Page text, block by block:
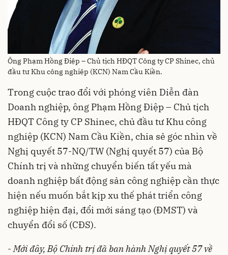
Ông Phạm Hồng Điệp – Chủ tịch HĐQT Công ty CP Shinec, chủ
đầu tư Khu công nghiệp (KCN) Nam Cầu Kiền.
Trong cuộc trao đổi với phóng viên Diễn đàn
Doanh nghiệp, ông Phạm Hồng Điệp – Chủ tịch
HĐQT Công ty CP Shinec, chủ đầu tư Khu công
nghiệp (KCN) Nam Cầu Kiền, chia sẻ góc nhìn về
Nghị quyết 57-NQ/TW (Nghị quyết 57) của Bộ
Chính trị và những chuyển biến tất yếu mà
doanh nghiệp bất động sản công nghiệp cần thực
hiện nếu muốn bắt kịp xu thế phát triển công
nghiệp hiện đại, đổi mới sáng tạo (ĐMST) và
chuyển đổi số (CĐS).
-Mới đây, Bộ Chính trị đã ban hành Nghị quyết 57 về